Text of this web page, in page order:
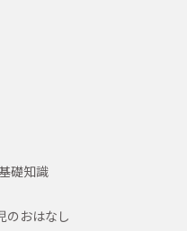
礎知識
のおはなし